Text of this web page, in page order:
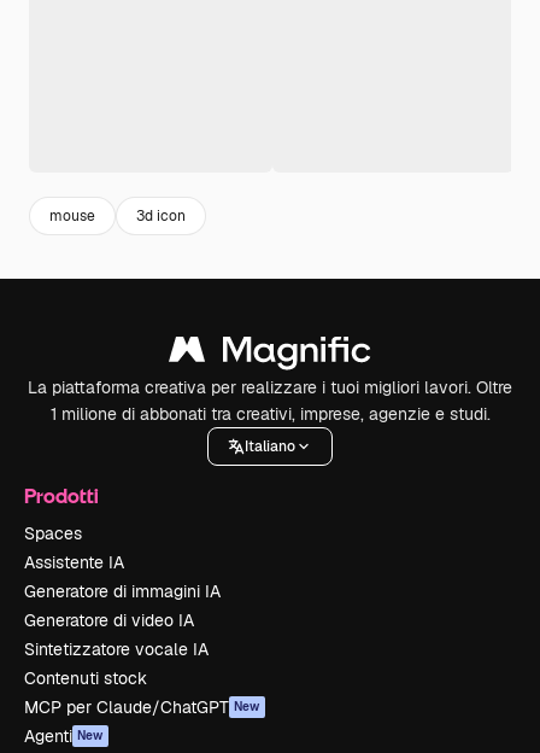
mouse 3d icon
La piattaforma creativa per realizzare i tuoi migliori lavori. Oltre
1 milione di abbonati tra creativi, imprese, agenzie e studi.
Italiano
Prodotti
Spaces
Assistente IA
Generatore di immagini IA
Generatore di video IA
Sintetizzatore vocale IA
Contenuti stock
MCP per Claude/ChatGPT New
Agenti New